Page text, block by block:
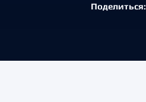
Поделиться: